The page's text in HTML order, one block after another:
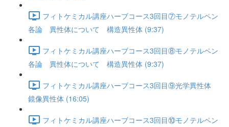
フィトケミカル講座ハーブコース3回目⑦モノテルペン
各論 異性体について 構造異性体 (9:37)
フィトケミカル講座ハーブコース3回目⑧モノテルペン
各論 異性体について 構造異性体 (9:37)
フィトケミカル講座ハーブコース3回目⑨光学異性体
鏡像異性体 (16:05)
フィトケミカル講座ハーブコース3回目⑩モノテルペン